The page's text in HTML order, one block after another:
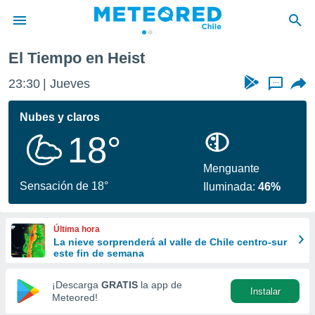
de
por
se
calidad.
a este
las
y
forma
digital
basada
El Tiempo en Heist
23:30 Jueves ...
Nubes y claros
18°
Sensación de 18°
Menguante
Iluminada:46%
Última hora
La nieve sorprenderá al valle de Chile centro-sur
este fin de semana
¡Descarga GRATIS la app de
Meteored!
Instalar